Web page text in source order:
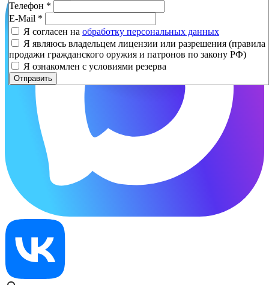
Телефон *
E-Mail *
Я согласен на обработку персональных данных
Я являюсь владельцем лицензии или разрешения (правила
продажи гражданского оружия и патронов по закону РФ)
Я ознакомлен с условиями резерва
Отправить